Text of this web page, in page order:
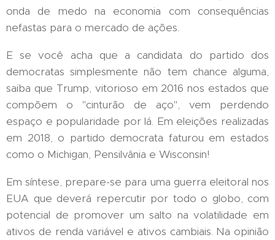
onda de medo na economia com consequências
nefastas para o mercado de ações.
E se você acha que a candidata do partido dos
democratas simplesmente não tem chance alguma,
saiba que Trump, vitorioso em 2016 nos estados que
compõem o "cinturão de aço", vem perdendo
espaço e popularidade por lá. Em eleições realizadas
em 2018, o partido democrata faturou em estados
como o Michigan, Pensilvânia e Wisconsin!
Em síntese, prepare-se para uma guerra eleitoral nos
EUA que deverá repercutir por todo o globo, com
potencial de promover um salto na volatilidade em
ativos de renda variável e ativos cambiais. Na opinião